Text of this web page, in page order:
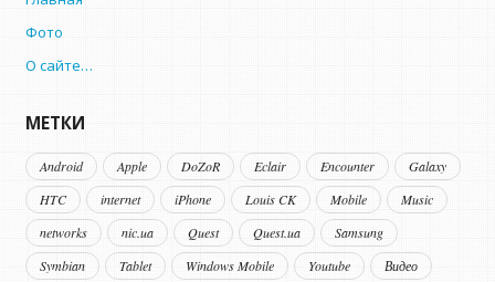
Фото
О сайте…
МЕТКИ
Android Apple DoZoR Eclair Encounter
Galaxy
HTC
internet iPhone Louis CK Mobile
Music
networks
nic.ua Quest Quest.ua
Samsung
Symbian
Tablet Windows Mobile Youtube
Видео